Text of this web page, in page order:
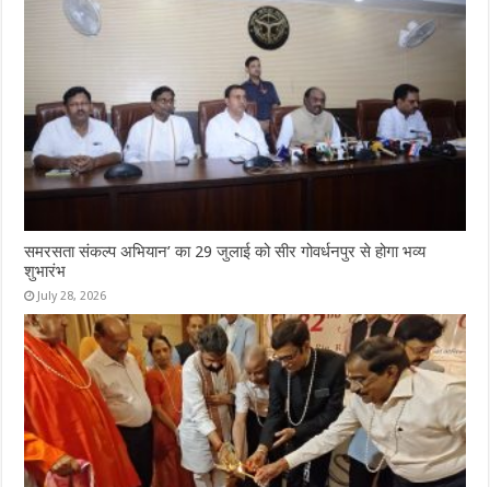
समरसता संकल्प अभियान’ का 29 जुलाई को सीर गोवर्धनपुर से होगा भव्य
शुभारंभ
July 28, 2026